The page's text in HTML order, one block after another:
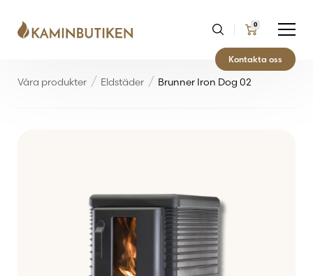
0
Kontakta oss
Våra produkter Eldstäder Brunner Iron Dog 02